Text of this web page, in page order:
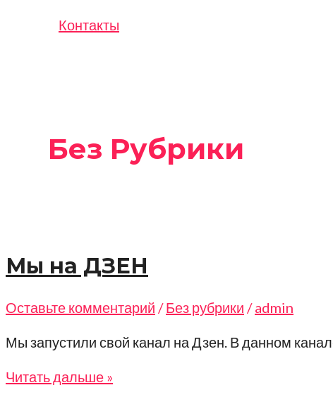
Контакты
Без Рубрики
Мы на ДЗЕН
Оставьте комментарий /Без рубрики /admin
Мы запустили свой канал на Дзен. В данном
Мы
Читать дальше »